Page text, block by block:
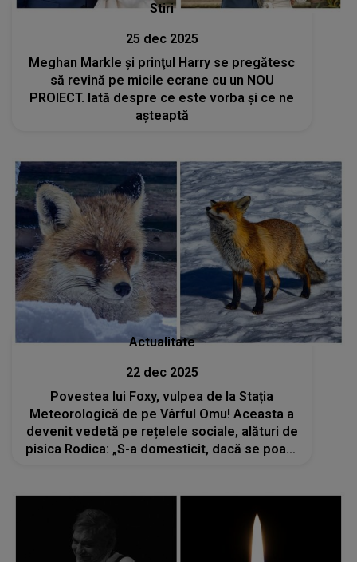
Stiri
25 dec 2025
Meghan Markle şi prinţul Harry se pregătesc
să revină pe micile ecrane cu un NOU
PROIECT. Iată despre ce este vorba şi ce ne
aşteaptă
Actualitate
22 dec 2025
Povestea lui Foxy, vulpea de la Stația
Meteorologică de pe Vârful Omu! Aceasta a
devenit vedetă pe rețelele sociale, alături de
pisica Rodica: „S-a domesticit, dacă se poate